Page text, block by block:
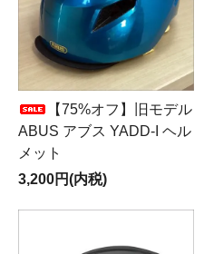
【75%オフ】旧モデル
ABUS アブス YADD-I ヘル
メット
3,200円(内税)